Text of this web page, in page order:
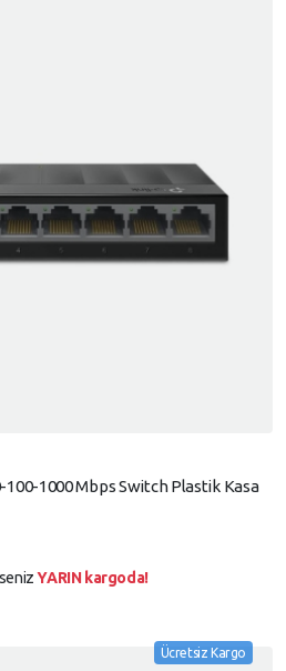
100-1000 Mbps Switch Plastik Kasa
YARIN kargoda!
Ücretsiz Kargo